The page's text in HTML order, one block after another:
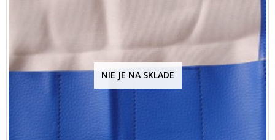
NIE JE NA SKLADE